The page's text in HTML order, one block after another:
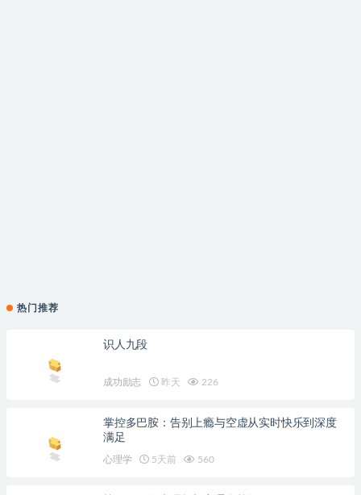
热门推荐
识人九段
成功励志 昨天 226
掌控多巴胺：告别上瘾与空虚从实时快乐到深度
满足
心理学 5天前 560